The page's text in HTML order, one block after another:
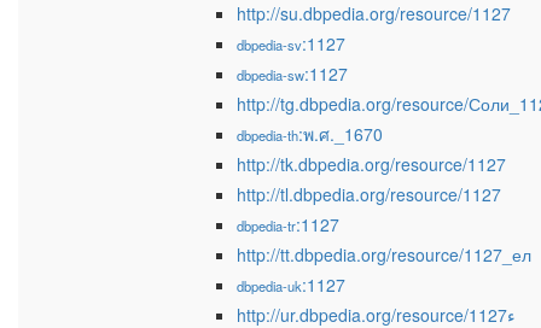
http://su.dbpedia.org/resource/1127
dbpedia-sv:1127
dbpedia-sw:1127
http://tg.dbpedia.org/resource/
dbpedia-th:พ.ศ._1670
http://tk.dbpedia.org/resource/1127
http://tl.dbpedia.org/resource/1127
dbpedia-tr:1127
http://tt.dbpedia.org/resource/1127_ел
dbpedia-uk:1127
http://ur.dbpedia.org/resource/1127ء